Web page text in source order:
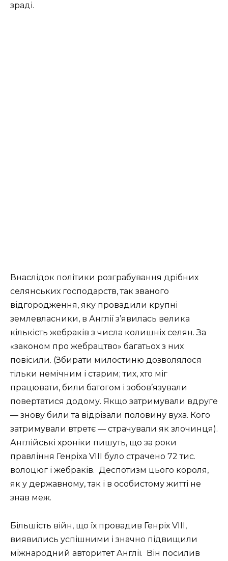
зраді.
Внаслідок політики розграбування дрібних
селянських господарств, так званого
відгородження, яку провадили крупні
землевласники, в Англії з’явилась велика
кількість жебраків з числа колишніх селян. За
«законом про жебрацтво» багатьох з них
повісили. (Збирати милостиню дозволялося
тільки немічним і старим; тих, хто міг
працювати, били батогом і зобов’язували
повертатися додому. Якщо затримували вдруге
— знову били та відрізали половину вуха. Кого
затримували втретє — страчували як злочинця).
Англійські хроніки пишуть, що за роки
правління Генріха VIII було страчено 72 тис.
волоцюг і жебраків. Деспотизм цього короля,
як у державному, так і в особистому житті не
знав меж.
Більшість війн, що їх провадив Генріх VIII,
виявились успішними і значно підвищили
міжнародний авторитет Англії. Він посилив